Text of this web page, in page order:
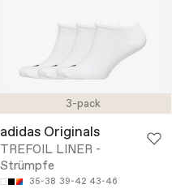
3-pack
adidas Originals
TREFOIL LINER -
Strümpfe
35-38 39-42 43-46